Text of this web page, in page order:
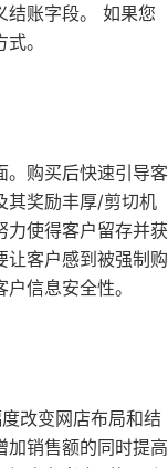
结账字段。 如果您
。
。购买后快速引导客
其奖励丰厚/剪切机
力使得客户留存并获
让客户感到被强制购
信息安全性。
改变网店布局和结
加销售额的同时提高